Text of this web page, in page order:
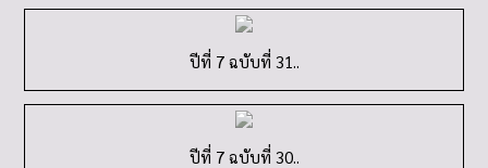
ปีที่ 7 ฉบับที่ 31..
ปีที่ 7 ฉบับที่ 30..